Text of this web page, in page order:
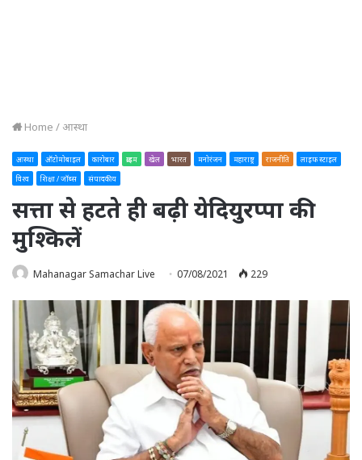
Home / आस्था
आस्था ऑटोमोबाइल कारोबार क्राइम खेल भारत मनोरंजन महाराष्ट्र राजनीति
लाइफ स्टाइल
विश्व
शिक्षा / जॉब्स संपादकीय
सत्ता से हटते ही बढ़ी येदियुरप्पा की
मुश्किलें
Mahanagar Samachar Live 07/08/2021 229